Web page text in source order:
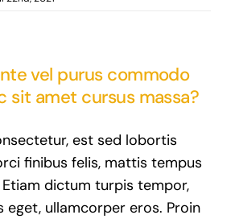
vel purus commodo
sit amet cursus massa?
est sed lobortis
finibus felis, mattis tempus
dictum turpis tempor,
eget, ullamcorper eros. Proin